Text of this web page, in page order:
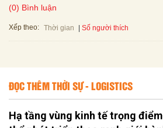
(0) Bình luận
Xếp theo: Thời gian Số người thích
ĐỌC THÊM THỜI SỰ - LOGISTICS
Hạ tầng vùng kinh tế trọng